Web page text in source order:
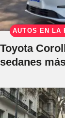
AUTOS EN LA
Toyota
sedanes